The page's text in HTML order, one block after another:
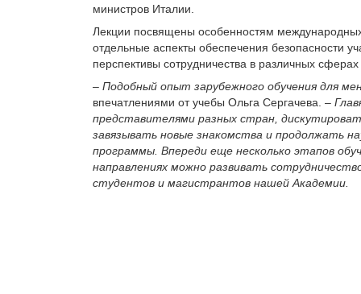
министров Италии.
Лекции посвящены особенностям
отдельные аспекты обеспечения безопасности
перспективы сотрудничества в различных
– Подобный опыт зарубежного обучения для
впечатлениями от учебы Ольга Сергачева. –
представителями разных стран,
завязывать новые знакомства и продолжать
программы. Впереди еще несколько этапов
направлениях можно развивать
студентов и магистрантов нашей Академии.